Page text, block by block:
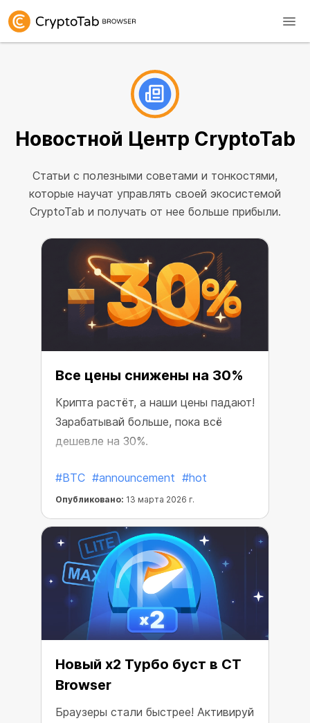
Новостной Центр CryptoTab
Cтатьи с полезными советами и тонкостями,
которые научат управлять своей экосистемой
CryptoTab и получать от нее больше прибыли.
Все цены снижены на 30%
Крипта растёт, а наши цены падают!
Зарабатывай больше, пока всё
дешевле на 30%.
#BTC #announcement #hot
Опубликовано: 13 марта 2026 г.
Новый x2 Турбо буст в CT
Browser
Браузеры стали быстрее! Активируй